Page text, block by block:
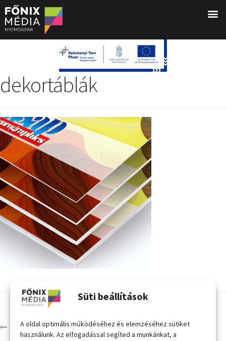
Süti beállítások
A oldal optimális működéséhez és elemzéséhez sütiket
használunk. Az elfogadással segíted a munkánkat, a
dekortáblák
dekortáblák